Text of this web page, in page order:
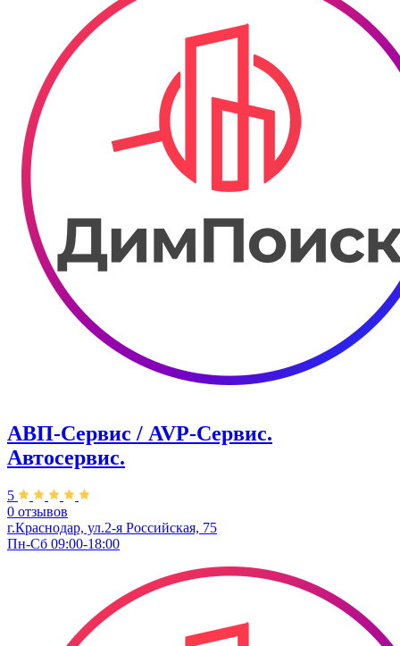
АВП-Сервис / AVP-Сервис.
Автосервис.
5
0 отзывов
г.Краснодар, ул.2-я Российская, 75
Пн-Сб 09:00-18:00